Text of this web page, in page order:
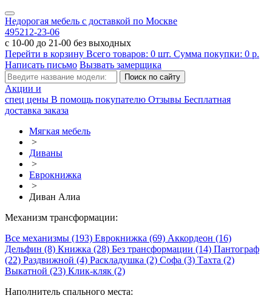
Недорогая мебель с доставкой по Москве
495212-23-06
с 10-00 до 21-00 без выходных
Перейти в корзину Всего товаров: 0 шт. Сумма покупки: 0 р.
Написать письмо Вызвать замерщика
Акции и
спец цены В помощь покупателю Отзывы Бесплатная
доставка заказа
Мягкая мебель
>
Диваны
>
Еврокнижка
>
Диван Алиа
Механизм трансформации:
Все механизмы (193) Еврокнижка (69) Аккордеон (16)
Дельфин (8) Книжка (28) Без трансформации (14) Пантограф
(22) Раздвижной (4) Раскладушка (2) Софа (3) Тахта (2)
Выкатной (23) Клик-кляк (2)
Наполнитель спального места: